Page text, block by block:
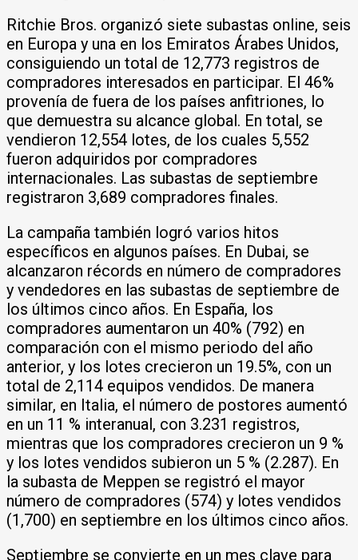
Ritchie Bros. organizó siete subastas online, seis
en Europa y una en los Emiratos Árabes Unidos,
consiguiendo un total de 12,773 registros de
compradores interesados en participar. El 46%
provenía de fuera de los países anfitriones, lo
que demuestra su alcance global. En total, se
vendieron 12,554 lotes, de los cuales 5,552
fueron adquiridos por compradores
internacionales. Las subastas de septiembre
registraron 3,689 compradores finales.
La campaña también logró varios hitos
específicos en algunos países. En Dubai, se
alcanzaron récords en número de compradores
y vendedores en las subastas de septiembre de
los últimos cinco años. En España, los
compradores aumentaron un 40% (792) en
comparación con el mismo periodo del año
anterior, y los lotes crecieron un 19.5%, con un
total de 2,114 equipos vendidos. De manera
similar, en Italia, el número de postores aumentó
en un 11 % interanual, con 3.231 registros,
mientras que los compradores crecieron un 9 %
y los lotes vendidos subieron un 5 % (2.287). En
la subasta de Meppen se registró el mayor
número de compradores (574) y lotes vendidos
(1,700) en septiembre en los últimos cinco años.
Septiembre se convierte en un mes clave para